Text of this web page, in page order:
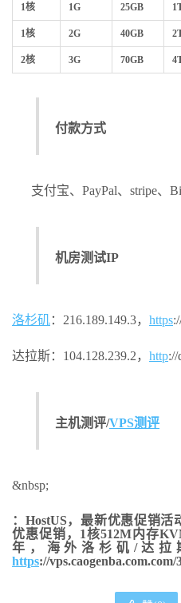
1核 1G 25GB
1核 2G 40GB
2核 3G 70GB
付款方式
支付宝、PayPal、stripe、
机房测试IP
洛杉矶：216.189.149.3， https
达拉斯：104.128.239.2， http://
主机测评/VPS测评
&nbsp;
：HostUS，最新优惠促销
优惠促销，1核512M内存
年，海外洛杉矶/达拉
https://